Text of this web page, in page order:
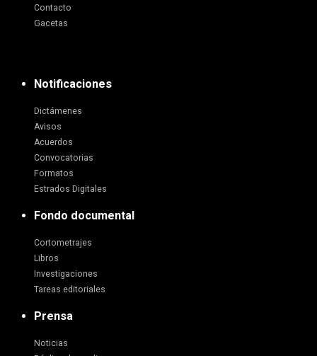
Contacto
Gacetas
Notificaciones
Dictámenes
Avisos
Acuerdos
Convocatorias
Formatos
Estrados Digitales
Fondo documental
Cortometrajes
Libros
Investigaciones
Tareas editoriales
Prensa
Noticias